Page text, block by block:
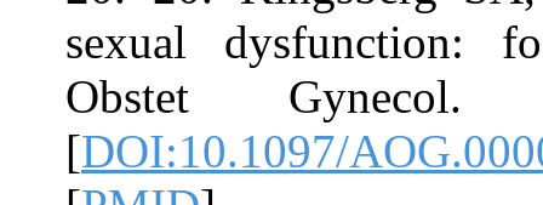
sexual
Obstet
[DOI:10.1097/